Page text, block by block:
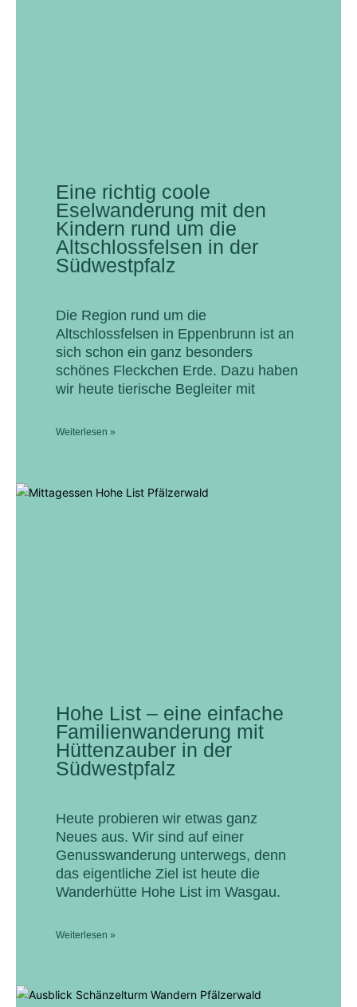
Eine richtig coole
Eselwanderung mit den
Kindern rund um die
Altschlossfelsen in der
Südwestpfalz
Die Region rund um die
Altschlossfelsen in Eppenbrunn ist an
sich schon ein ganz besonders
schönes Fleckchen Erde. Dazu haben
wir heute tierische Begleiter mit
Weiterlesen »
Hohe List – eine einfache
Familienwanderung mit
Hüttenzauber in der
Südwestpfalz
Heute probieren wir etwas ganz
Neues aus. Wir sind auf einer
Genusswanderung unterwegs, denn
das eigentliche Ziel ist heute die
Wanderhütte Hohe List im Wasgau.
Weiterlesen »